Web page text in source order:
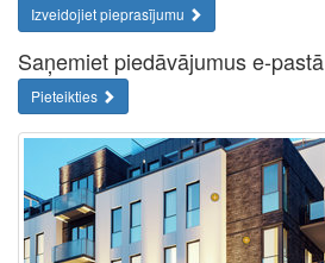
Izveidojiet pieprasījumu
Saņemiet piedāvājumus e-pastā
Pieteikties